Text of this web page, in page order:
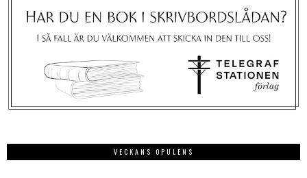
VECKANS OPULENS